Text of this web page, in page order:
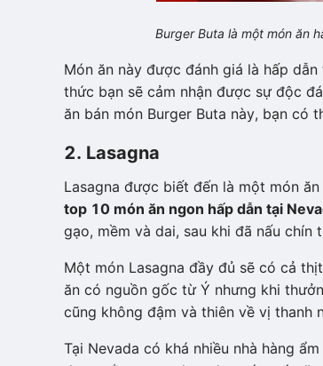
Burger Buta là một món ăn
Món ăn này được đánh giá là hấp
thức bạn sẽ cảm nhận được sự độc
ăn bán món Burger Buta này, bạn có
2. Lasagna
Lasagna được biết đến là một món
top 10 món ăn ngon hấp dẫn tại
gạo, mềm và dai, sau khi đã nấu chín
Một món Lasagna đầy đủ sẽ có cả
ăn có nguồn gốc từ Ý nhưng khi
cũng không đậm và thiên về vị thanh
Tại Nevada có khá nhiều nhà hàng